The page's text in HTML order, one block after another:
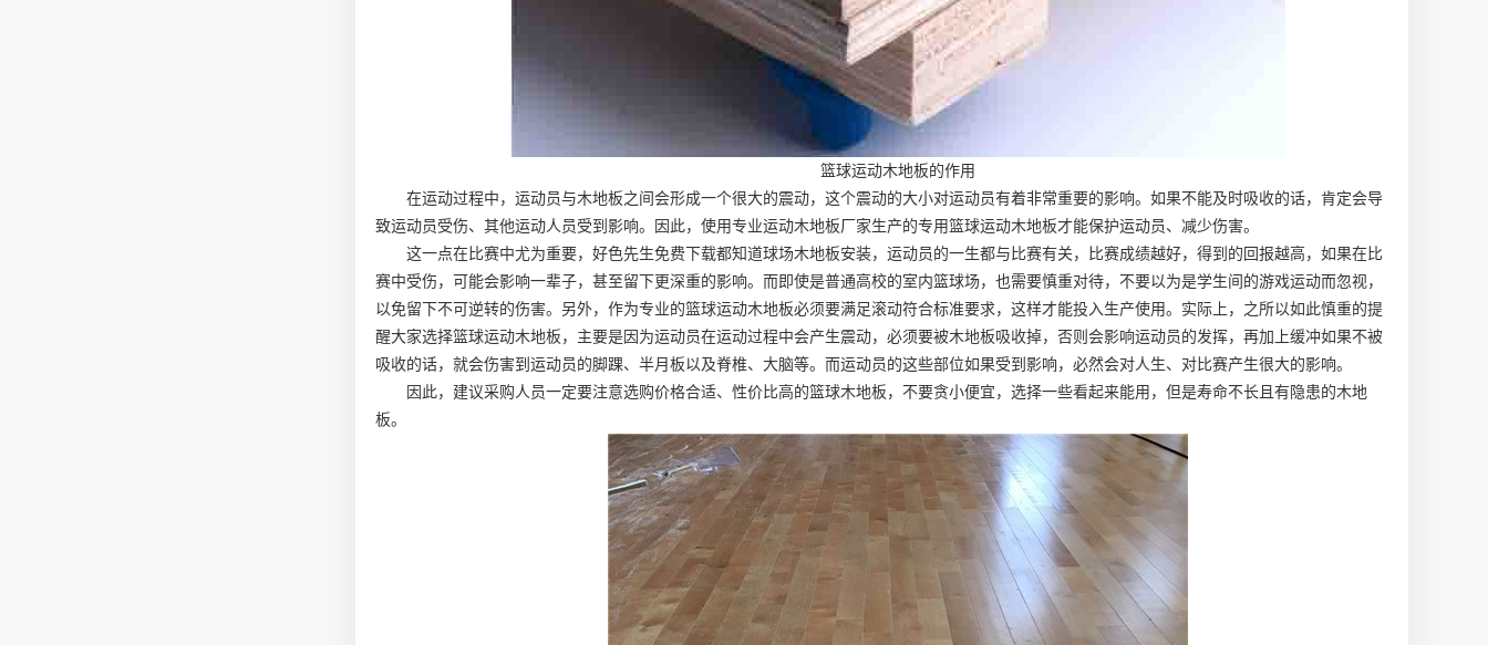
篮球运动木地板的作用
在运动过程中，运动员与木地板之间会形成一个很大的震动，这个震动的大小对运动员有着非常重要的影响。如果不能及时吸收的话，肯定会导
致运动员受伤、其他运动人员受到影响。因此，使用专业运动木地板厂家生产的专用篮球运动木地板才能保护运动员、减少伤害。
这一点在比赛中尤为重要，好色先生免费下载都知道球场木地板安装，运动员的一生都与比赛有关，比赛成绩越好，得到的回报越高，如果在比
赛中受伤，可能会影响一辈子，甚至留下更深重的影响。而即使是普通高校的室内篮球场，也需要慎重对待，不要以为是学生间的游戏运动而忽视，
以免留下不可逆转的伤害。另外，作为专业的篮球运动木地板必须要满足滚动符合标准要求，这样才能投入生产使用。实际上，之所以如此慎重的提
醒大家选择篮球运动木地板，主要是因为运动员在运动过程中会产生震动，必须要被木地板吸收掉，否则会影响运动员的发挥，再加上缓冲如果不被
吸收的话，就会伤害到运动员的脚踝、半月板以及脊椎、大脑等。而运动员的这些部位如果受到影响，必然会对人生、对比赛产生很大的影响。
因此，建议采购人员一定要注意选购价格合适、性价比高的篮球木地板，不要贪小便宜，选择一些看起来能用，但是寿命不长且有隐患的木地
板。